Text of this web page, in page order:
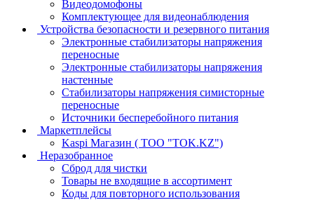
Видеодомофоны
Комплектующее для видеонаблюдения
Устройства безопасности и резервного питания
Электронные стабилизаторы напряжения
переносные
Электронные стабилизаторы напряжения
настенные
Стабилизаторы напряжения симисторные
переносные
Источники бесперебойного питания
Маркетплейсы
Kaspi Магазин ( ТОО "TOK.KZ")
Неразобранное
Сброд для чистки
Товары не входящие в ассортимент
Коды для повторного использования